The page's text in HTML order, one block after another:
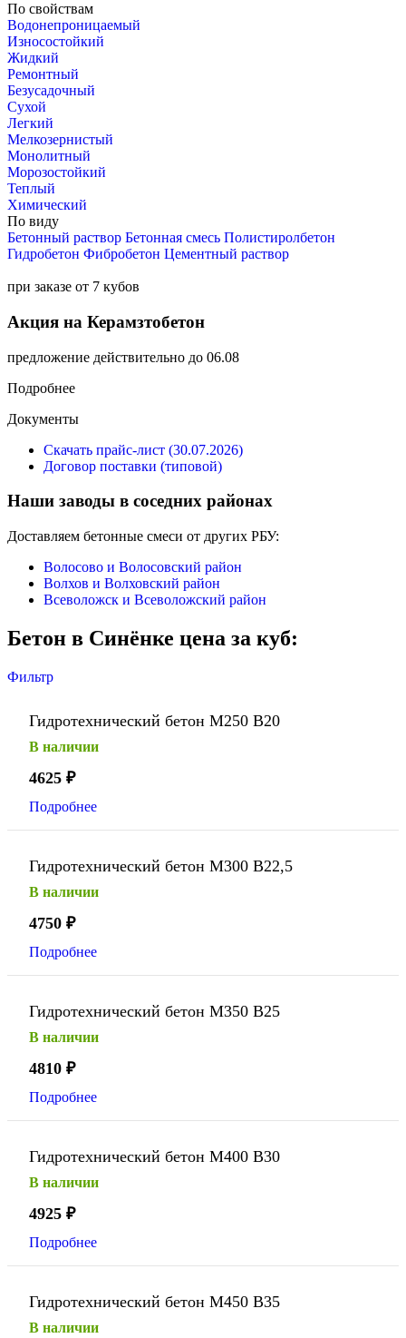
По свойствам
Водонепроницаемый
Износостойкий
Жидкий
Ремонтный
Безусадочный
Сухой
Легкий
Мелкозернистый
Монолитный
Морозостойкий
Теплый
Химический
По виду
Бетонный раствор Бетонная смесь Полистиролбетон
Гидробетон Фибробетон Цементный раствор
при заказе от 7 кубов
Акция на Керамзтобетон
предложение действительно до 06.08
Подробнее
Документы
Скачать прайс-лист (30.07.2026)
Договор поставки (типовой)
Наши заводы в соседних районах
Доставляем бетонные смеси от других РБУ:
Волосово и Волосовский район
Волхов и Волховский район
Всеволожск и Всеволожский район
Бетон в Синёнке цена за куб:
Фильтр
Гидротехнический бетон М250 В20
В наличии
4625 ₽
Подробнее
Гидротехнический бетон М300 В22,5
В наличии
4750 ₽
Подробнее
Гидротехнический бетон М350 В25
В наличии
4810 ₽
Подробнее
Гидротехнический бетон М400 В30
В наличии
4925 ₽
Подробнее
Гидротехнический бетон М450 В35
В наличии